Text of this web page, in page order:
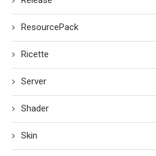
ResourcePack
Ricette
Server
Shader
Skin